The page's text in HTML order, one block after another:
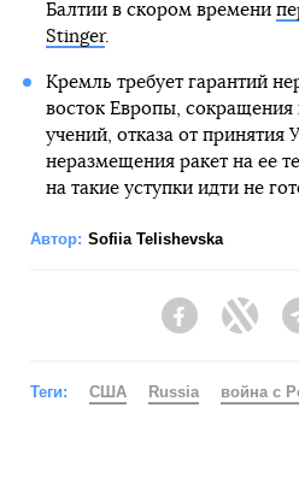
Балтии в скором времени
Stinger.
Кремль требует гарантий
восток Европы, сокращения
учений, отказа от
неразмещения ракет на ее
на такие уступки идти не
Автор: Sofiia Telishevska
Facebook
Теги: США Russia война с